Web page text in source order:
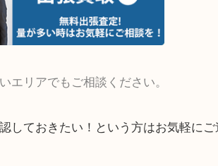
買取エリア
・和束町・城陽市・枚方市
・伏見区・高槻市・甲賀市